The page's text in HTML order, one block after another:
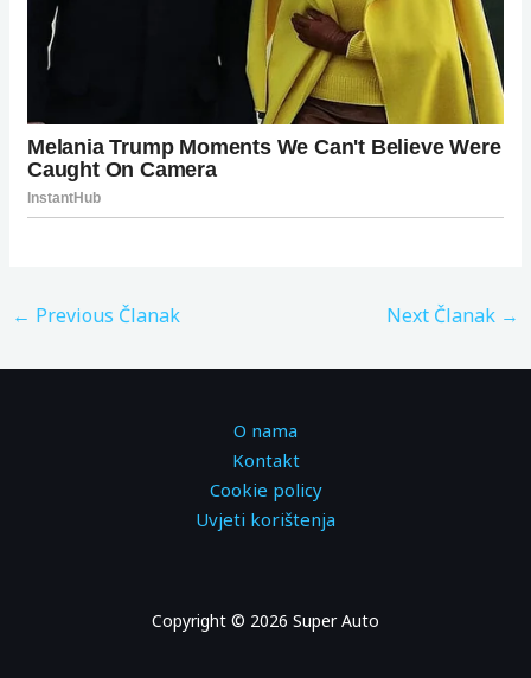
← Previous Članak Next Članak →
O nama
Kontakt
Cookie policy
Uvjeti korištenja
Copyright © 2026 Super Auto